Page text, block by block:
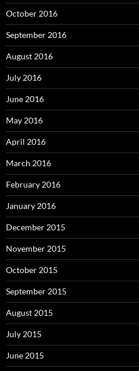
October 2016
September 2016
August 2016
July 2016
June 2016
May 2016
April 2016
March 2016
February 2016
January 2016
December 2015
November 2015
October 2015
September 2015
August 2015
July 2015
June 2015